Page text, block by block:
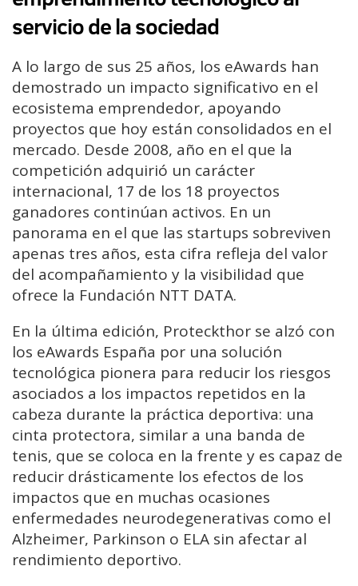
servicio de la sociedad
A lo largo de sus 25 años, los eAwards han
demostrado un impacto significativo en el
ecosistema emprendedor, apoyando
proyectos que hoy están consolidados en el
mercado. Desde 2008, año en el que la
competición adquirió un carácter
internacional, 17 de los 18 proyectos
ganadores continúan activos. En un
panorama en el que las startups sobreviven
apenas tres años, esta cifra refleja del valor
del acompañamiento y la visibilidad que
ofrece la Fundación NTT DATA.
En la última edición, Proteckthor se alzó con
los eAwards España por una solución
tecnológica pionera para reducir los riesgos
asociados a los impactos repetidos en la
cabeza durante la práctica deportiva: una
cinta protectora, similar a una banda de
tenis, que se coloca en la frente y es capaz de
reducir drásticamente los efectos de los
impactos que en muchas ocasiones
enfermedades neurodegenerativas como el
Alzheimer, Parkinson o ELA sin afectar al
rendimiento deportivo.